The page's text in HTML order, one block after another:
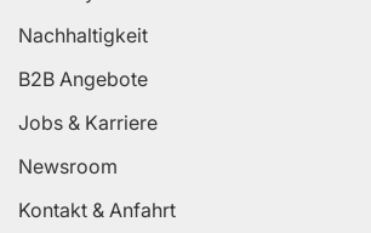
Nachhaltigkeit
B2B Angebote
Jobs & Karriere
Newsroom
Kontakt & Anfahrt